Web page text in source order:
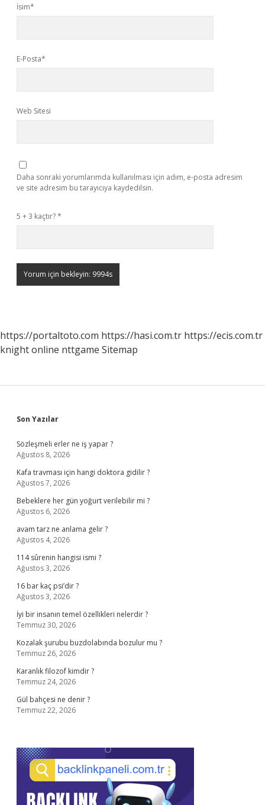
İsim*
E-Posta*
Web Sitesi
Daha sonraki yorumlarımda kullanılması için adım, e-posta adresim
ve site adresim bu tarayıcıya kaydedilsin.
5 + 3 kaçtır?*
https://portaltoto.com https://hasi.com.tr https://ecis.com.tr
knight online nttgame Sitemap
Sidebar
Son Yazılar
Sözleşmeli erler ne iş yapar ?
Ağustos 8, 2026
Kafa travması için hangi doktora gidilir ?
Ağustos 7, 2026
Bebeklere her gün yoğurt verilebilir mi ?
Ağustos 6, 2026
avam tarz ne anlama gelir ?
Ağustos 4, 2026
114 sûrenin hangisi ismi ?
Ağustos 3, 2026
16 bar kaç psi’dir ?
Ağustos 3, 2026
İyi bir insanın temel özellikleri nelerdir ?
Temmuz 30, 2026
Kozalak şurubu buzdolabında bozulur mu ?
Temmuz 26, 2026
Karanlık filozof kimdir ?
Temmuz 24, 2026
Gül bahçesi ne denir ?
Temmuz 22, 2026